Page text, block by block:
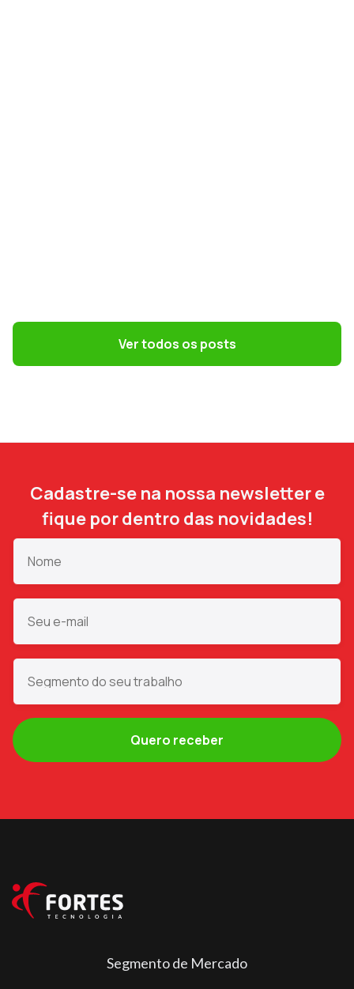
Simples Nacional na Reforma Tributária:
como escolher o melhor regime em 2027
Ver todos os posts
Cadastre-se na nossa newsletter e
fique por dentro das novidades!
Segmento de Mercado